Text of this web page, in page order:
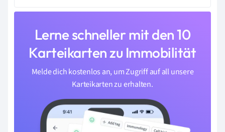
Lerne schneller mit den 10
Karteikarten zu Immobilität
Melde dich kostenlos an, um Zugriff auf all unsere
Karteikarten zu erhalten.